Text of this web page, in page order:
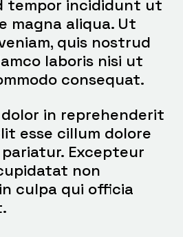
tempor incididunt ut
magna aliqua. Ut
quis nostrud
laboris nisi ut
consequat.
in reprehenderit
esse cillum dolore
Excepteur
non
culpa qui officia